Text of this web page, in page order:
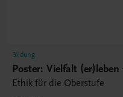
Bildung
Poster: Vielfalt
Ethik für die Oberstufe